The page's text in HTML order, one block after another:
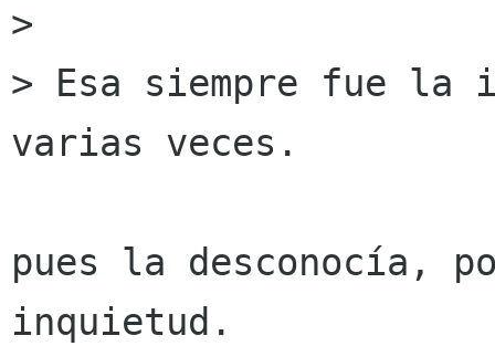
>
> Esa siempre fue la
varias veces.
pues la desconocía,
inquietud.